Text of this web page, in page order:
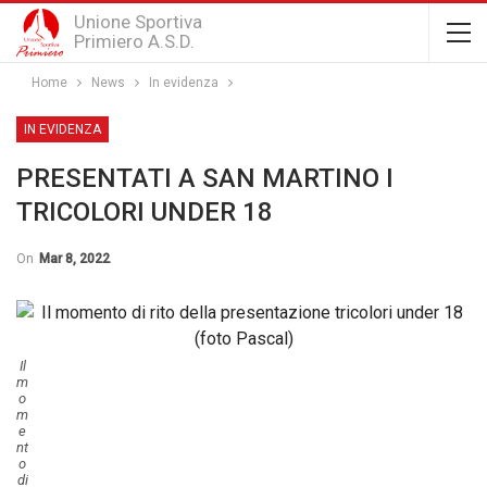
Unione Sportiva
Primiero A.S.D.
Home News In evidenza
IN EVIDENZA
PRESENTATI A SAN MARTINO I
TRICOLORI UNDER 18
On Mar 8, 2022
Il
m
o
m
e
nt
o
di